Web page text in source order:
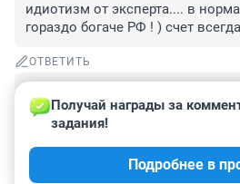
идиотизм от эксперта.... в
гораздо богаче РФ ! ) счет
ОТВЕТИТЬ
30 апреля 2025, 10:24
очень тестостероново, какой
повышение личностного роста
Получай награды за
задания!
Подробнее в